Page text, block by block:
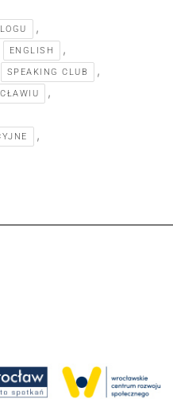
,
ENGLISH ,
SPEAKING CLUB ,
,
,